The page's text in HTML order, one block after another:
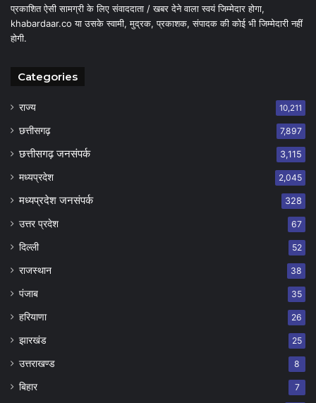
प्रकाशित ऐसी सामग्री के लिए संवाददाता / खबर देने वाला स्वयं जिम्मेदार होगा,
khabardaar.co या उसके स्वामी, मुद्रक, प्रकाशक, संपादक की कोई भी जिम्मेदारी नहीं
होगी.
Categories
राज्य 10,211
छत्तीसगढ़ 7,897
छत्तीसगढ़ जनसंपर्क 3,115
मध्यप्रदेश 2,045
मध्यप्रदेश जनसंपर्क 328
उत्तर प्रदेश 67
दिल्ली 52
राजस्थान 38
पंजाब 35
हरियाणा 26
झारखंड 25
उत्तराखण्ड 8
बिहार 7